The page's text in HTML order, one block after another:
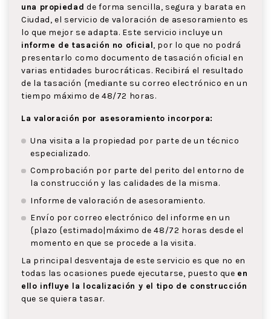
una propiedad de forma sencilla, segura y barata en
Ciudad, el servicio de valoración de asesoramiento es
lo que mejor se adapta. Este servicio incluye un
informe de tasación no oficial, por lo que no podrá
presentarlo como documento de tasación oficial en
varias entidades burocráticas. Recibirá el resultado
de la tasación {mediante su correo electrónico en un
tiempo máximo de 48/72 horas.
La valoración por asesoramiento incorpora:
Una visita a la propiedad por parte de un técnico
especializado.
Comprobación por parte del perito del entorno de
la construcción y las calidades de la misma.
Informe de valoración de asesoramiento.
Envío por correo electrónico del informe en un
{plazo {estimado|máximo de 48/72 horas desde el
momento en que se procede a la visita.
La principal desventaja de este servicio es que no en
todas las ocasiones puede ejecutarse, puesto que en
ello influye la localización y el tipo de construcción
que se quiera tasar.